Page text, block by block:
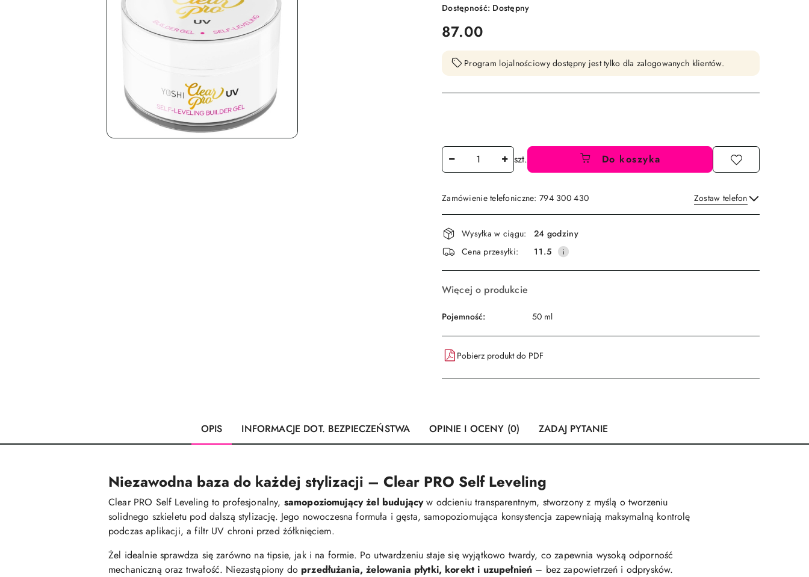
Dostępność: Dostępny
cena:
87.00
Program lojalnościowy dostępny jest tylko dla zalogowanych klientów.
Ilość szt. Do koszyka
Zamówienie telefoniczne: 794 300 430 Zostaw telefon
Wyślij
Dostępność
i
dostawa
Wysyłka w ciągu:
24 godziny
Cena przesyłki:
11.5
Więcej o produkcie
Pojemność: 50 ml
Pobierz produkt do PDF
OPIS INFORMACJE DOT. BEZPIECZEŃSTWA OPINIE I OCENY (0) ZADAJ PYTANIE
Niezawodna baza do każdej stylizacji – Clear PRO Self Leveling
Clear PRO Self Leveling to profesjonalny, samopoziomujący żel budującyw odcieniu transparentnym, stworzony z myślą o tworzeniu
solidnego szkieletu pod dalszą stylizację. Jego nowoczesna formuła i gęsta, samopoziomująca konsystencja zapewniają maksymalną kontrolę
podczas aplikacji, a filtr UV chroni przed żółknięciem.
Żel idealnie sprawdza się zarówno na tipsie, jak i na formie. Po utwardzeniu staje się wyjątkowo twardy, co zapewnia wysoką odporność
mechaniczną oraz trwałość. Niezastąpiony do przedłużania, żelowania płytki, korekt i uzupełnień – bez zapowietrzeń i odprysków.